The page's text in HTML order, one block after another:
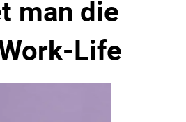
man die
Life